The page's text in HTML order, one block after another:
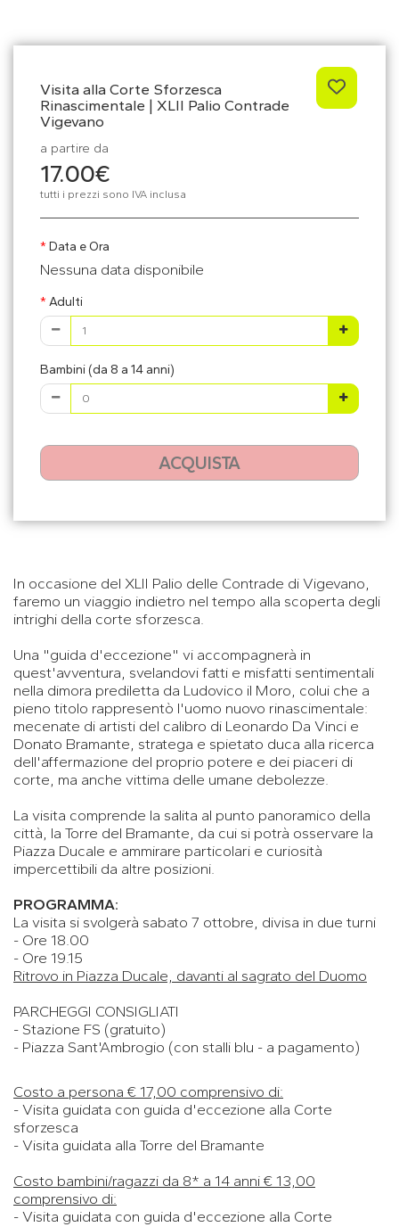
Visita alla Corte Sforzesca
Rinascimentale | XLII Palio Contrade
Vigevano
a partire da
17.00€
tutti i prezzi sono IVA inclusa
Data e Ora
Nessuna data disponibile
Adulti
Bambini (da 8 a 14 anni)
ACQUISTA
In occasione del XLII Palio delle Contrade di Vigevano,
faremo un viaggio indietro nel tempo alla scoperta degli
intrighi della corte sforzesca.
Una "guida d'eccezione" vi accompagnerà in
quest'avventura, svelandovi fatti e misfatti sentimentali
nella dimora prediletta da Ludovico il Moro, colui che a
pieno titolo rappresentò l'uomo nuovo rinascimentale:
mecenate di artisti del calibro di Leonardo Da Vinci e
Donato Bramante, stratega e spietato duca alla ricerca
dell'affermazione del proprio potere e dei piaceri di
corte, ma anche vittima delle umane debolezze.
La visita comprende la salita al punto panoramico della
città, la Torre del Bramante, da cui si potrà osservare la
Piazza Ducale e ammirare particolari e curiosità
impercettibili da altre posizioni.
PROGRAMMA:
La visita si svolgerà sabato 7 ottobre, divisa in due turni
- Ore 18.00
- Ore 19.15
Ritrovo in Piazza Ducale, davanti al sagrato del Duomo
PARCHEGGI CONSIGLIATI
- Stazione FS (gratuito)
- Piazza Sant'Ambrogio (con stalli blu - a pagamento)
Costo a persona € 17,00 comprensivo di:
- Visita guidata con guida d'eccezione alla Corte
sforzesca
- Visita guidata alla Torre del Bramante
Costo bambini/ragazzi da 8* a 14 anni € 13,00
comprensivo di:
- Visita guidata con guida d'eccezione alla Corte